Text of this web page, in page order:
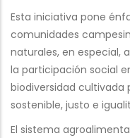
Esta iniciativa pone
comunidades
naturales, en especial,
la participación social
biodiversidad cultivada
sostenible, justo e
El sistema